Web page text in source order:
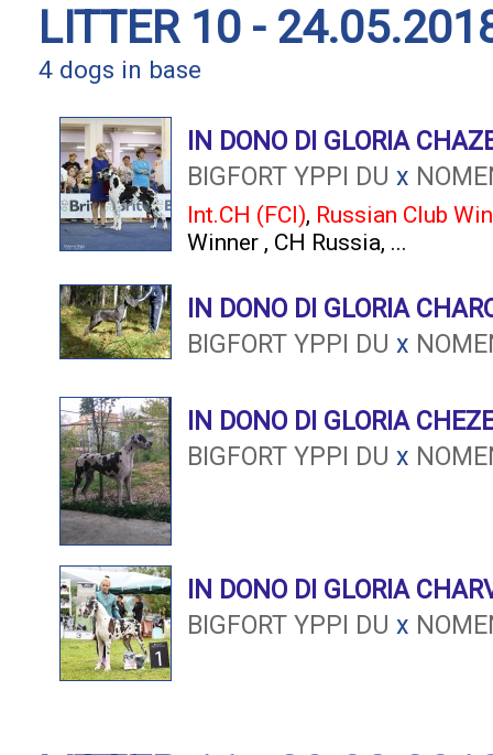
LITTER 10 -
4 dogs in base
IN DONO DI GLORIA
BIGFORT YPPI DU x
Int.CH (FCI), Russian Club
Winner , CH Russia, ...
IN DONO DI GLORIA
BIGFORT YPPI DU x
IN DONO DI GLORIA
BIGFORT YPPI DU x
IN DONO DI GLORIA
BIGFORT YPPI DU x